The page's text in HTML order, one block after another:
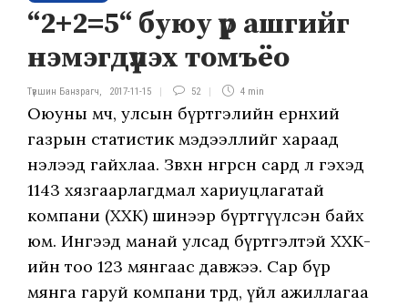
“2+2=5“ буюу үр ашгийг
нэмэгдүүлэх томъёо
Түвшин Банзрагч, 2017-11-15 52 4 min
Оюуны өмч, улсын бүртгэлийн ерөнхий
газрын статистик мэдээллийг хараад
нэлээд гайхлаа. Зөвхөн өнгөрсөн сард л гэхэд
1143 хязгаарлагдмал хариуцлагатай
компани (ХХК) шинээр бүртгүүлсэн байх
юм. Ингээд манай улсад бүртгэлтэй ХХК-
ийн тоо 123 мянгаас давжээ. Сар бүр
мянга гаруй компани төрөөд, үйл ажиллагаа